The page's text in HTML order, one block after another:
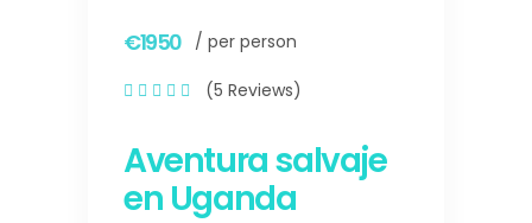
€1950 / per person
(5 Reviews)
Aventura salvaje
en Uganda